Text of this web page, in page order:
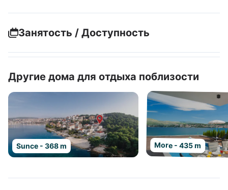
Занятость / Доступность
Другие дома для отдыха поблизости
Sunce - 368 m More - 435 m